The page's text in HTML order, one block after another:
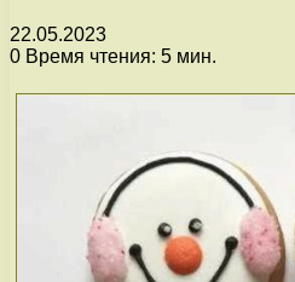
22.05.2023
0 Время чтения: 5 мин.